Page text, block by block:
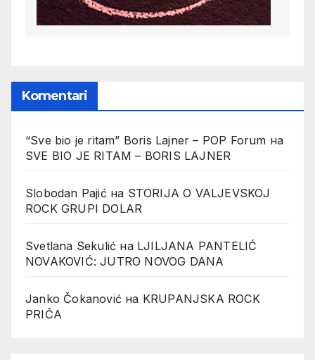
Komentari
“Sve bio je ritam” Boris Lajner – POP Forum на
SVE BIO JE RITAM – BORIS LAJNER
Slobodan Pajićна STORIJA O VALJEVSKOJ
ROCK GRUPI DOLAR
Svetlana Sekulić на LJILJANA PANTELIĆ
NOVAKOVIĆ: JUTRO NOVOG DANA
Janko Čokanović на KRUPANJSKA ROCK
PRIČA